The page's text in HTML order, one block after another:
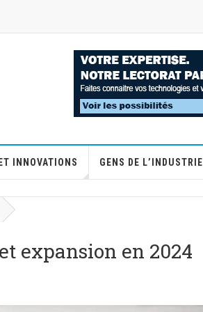
INNOVATIONS GENS DE L’INDUSTRIE
expansion en 2024